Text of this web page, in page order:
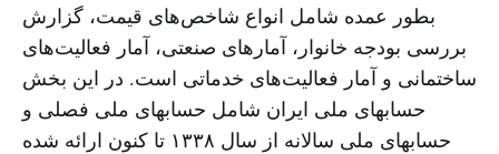
بطور عمده شامل انواع شاخص‌های قیمت، گزارش
بررسی بودجه خانوار، آمارهای صنعتی، آمار فعالیت‌های
ساختمانی و آمار فعالیت‌های خدماتی است. در این بخش
حسابهای ملی ایران شامل حسابهای ملی فصلی و
حسابهای ملی سالانه از سال ١۳۳۸ تا کنون ارائه شده